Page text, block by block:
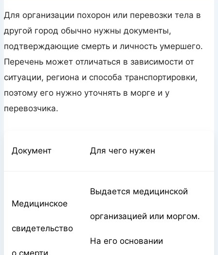
Для организации похорон или перевозки тела в
другой город обычно нужны документы,
подтверждающие смерть и личность умершего.
Перечень может отличаться в зависимости от
ситуации, региона и способа транспортировки,
поэтому его нужно уточнять в морге и у
перевозчика.
Документ Для чего нужен
Медицинское
свидетельство
о смерти
Выдается медицинской
организацией или моргом.
На его основании